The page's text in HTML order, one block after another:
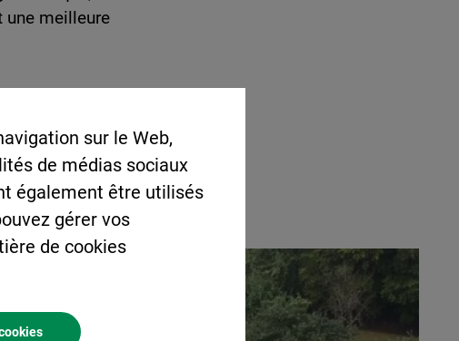
une meilleure
sur le Web,
de médias sociaux
également être utilisés
gérer vos
de cookies